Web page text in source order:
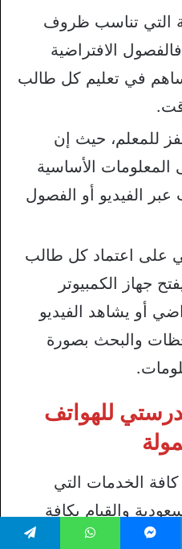
التي تناسب ظروف
الافتراضية
تساهم في تعليم كل طالب
للمعلم، حيث إن
الأساسية
عبر الفيديو أو الفصول
على اعتماد كل طالب
جهاز الكمبيوتر
أو يشاهد الفيديو
والبحث بصورة
للهواتف
الخدمات التي
والقيام بكافة
منك من خلال